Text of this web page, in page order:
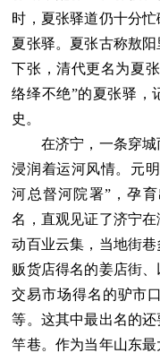
时，夏张驿道仍十分
夏张驿。夏张古称敖
下张，清代更名为夏
络绎不绝”的夏张驿，
史。
在济宁，一条穿城
浸润着运河风情。元
河总督河院署”，孕
名，直观见证了济宁
动百业云集，当地街
贩货店得名的姜店街
交易市场得名的驴市
等。这其中最出名的
竿巷。作为当年山东